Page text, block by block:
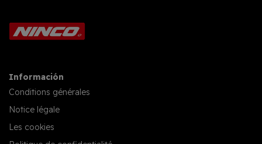
Información
Conditions générales
Notice légale
Les cookies